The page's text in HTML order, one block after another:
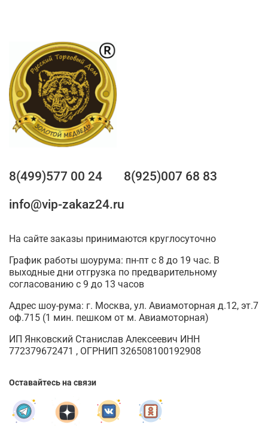
8(499)577 00 24
8(925)007 68 83
info@vip-zakaz24.ru
На сайте заказы принимаются круглосуточно
График работы шоурума: пн-пт с 8 до 19 час. В
выходные дни отгрузка по предварительному
согласованию с 9 до 13 часов
Адрес шоу-рума: г. Москва, ул. Авиамоторная д.12, эт.7
оф.715 (1 мин. пешком от м. Авиамоторная)
ИП Янковский Станислав Алексеевич ИНН
772379672471 , ОГРНИП 326508100192908
Оставайтесь на связи